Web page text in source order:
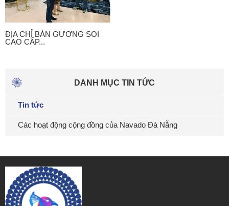
ĐỊA CHỈ BÁN GƯƠNG SOI
CAO CẤP...
DANH MỤC TIN TỨC
Tin tức
Các hoạt động cộng đồng của Navado Đà Nẵng